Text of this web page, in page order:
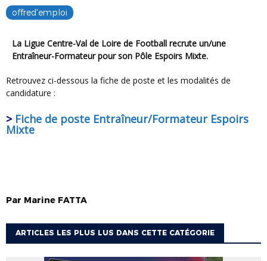
offred'emploi
La Ligue Centre-Val de Loire de Football recrute un/une
Entraîneur-Formateur pour son Pôle Espoirs Mixte.
Retrouvez ci-dessous la fiche de poste et les modalités de
candidature :
> Fiche de poste Entraîneur/Formateur Espoirs
Mixte
Par Marine FATTA
ARTICLES LES PLUS LUS DANS CETTE CATÉGORIE